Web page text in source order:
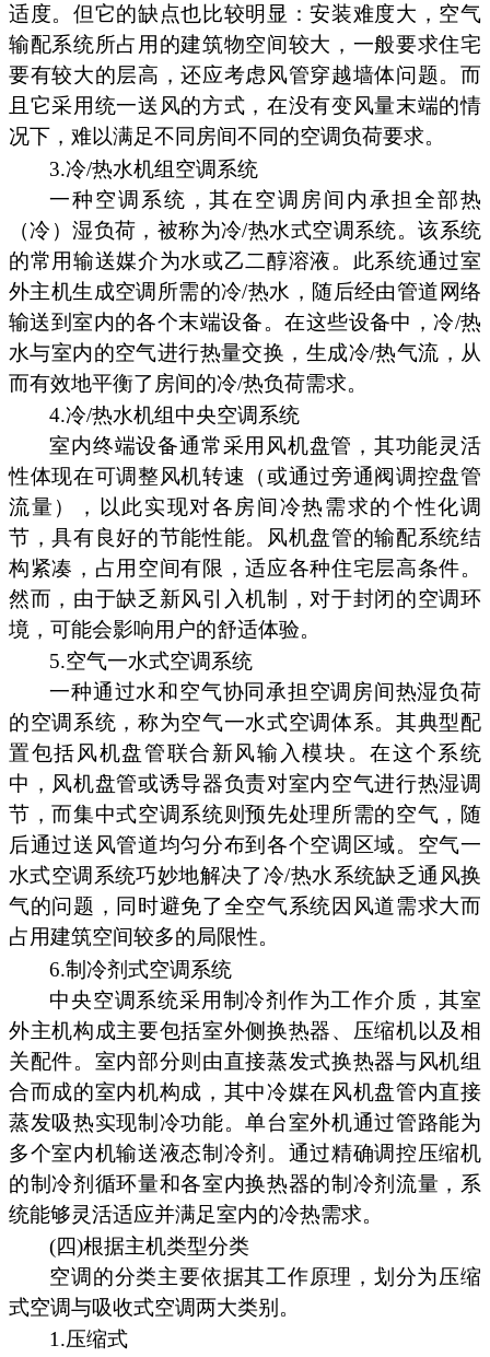
适度。但它的缺点也比较明显：安装难度大，空气
输配系统所占用的建筑物空间较大，一般要求住宅
要有较大的层高，还应考虑风管穿越墙体问题。而
且它采用统一送风的方式，在没有变风量末端的情
况下，难以满足不同房间不同的空调负荷要求。
3.冷/热水机组空调系统
一种空调系统，其在空调房间内承担全部热
（冷）湿负荷，被称为冷/热水式空调系统。该系统
的常用输送媒介为水或乙二醇溶液。此系统通过室
外主机生成空调所需的冷/热水，随后经由管道网络
输送到室内的各个末端设备。在这些设备中，冷/热
水与室内的空气进行热量交换，生成冷/热气流，从
而有效地平衡了房间的冷/热负荷需求。
4.冷/热水机组中央空调系统
室内终端设备通常采用风机盘管，其功能灵活
性体现在可调整风机转速（或通过旁通阀调控盘管
流量），以此实现对各房间冷热需求的个性化调
节，具有良好的节能性能。风机盘管的输配系统结
构紧凑，占用空间有限，适应各种住宅层高条件。
然而，由于缺乏新风引入机制，对于封闭的空调环
境，可能会影响用户的舒适体验。
5.空气一水式空调系统
一种通过水和空气协同承担空调房间热湿负荷
的空调系统，称为空气一水式空调体系。其典型配
置包括风机盘管联合新风输入模块。在这个系统
中，风机盘管或诱导器负责对室内空气进行热湿调
节，而集中式空调系统则预先处理所需的空气，随
后通过送风管道均匀分布到各个空调区域。空气一
水式空调系统巧妙地解决了冷/热水系统缺乏通风换
气的问题，同时避免了全空气系统因风道需求大而
占用建筑空间较多的局限性。
6.制冷剂式空调系统
中央空调系统采用制冷剂作为工作介质，其室
外主机构成主要包括室外侧换热器、压缩机以及相
关配件。室内部分则由直接蒸发式换热器与风机组
合而成的室内机构成，其中冷媒在风机盘管内直接
蒸发吸热实现制冷功能。单台室外机通过管路能为
多个室内机输送液态制冷剂。通过精确调控压缩机
的制冷剂循环量和各室内换热器的制冷剂流量，系
统能够灵活适应并满足室内的冷热需求。
(四)根据主机类型分类
空调的分类主要依据其工作原理，划分为压缩
式空调与吸收式空调两大类别。
1.压缩式